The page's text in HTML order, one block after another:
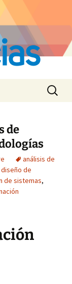
Buscar:
de
análisis de
diseño de
de sistemas,